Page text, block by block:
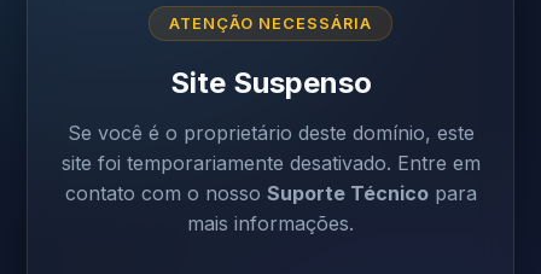
ATENÇÃO NECESSÁRIA
Site Suspenso
Se você é o proprietário deste domínio, este
site foi temporariamente desativado. Entre em
contato com o nosso Suporte Técnicopara
mais informações.